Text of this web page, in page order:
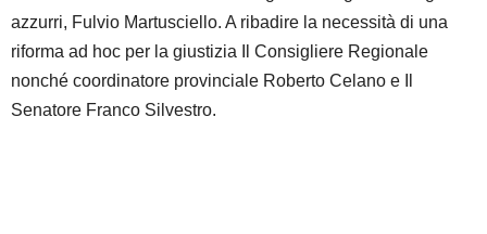
azzurri, Fulvio Martusciello. A ribadire la necessità di una
riforma ad hoc per la giustizia Il Consigliere Regionale
nonché coordinatore provinciale Roberto Celano e Il
Senatore Franco Silvestro.